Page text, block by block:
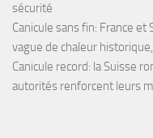
sécurité
Canicule sans fin: France
vague de chaleur
Canicule record: la Suisse
autorités renforcent leurs